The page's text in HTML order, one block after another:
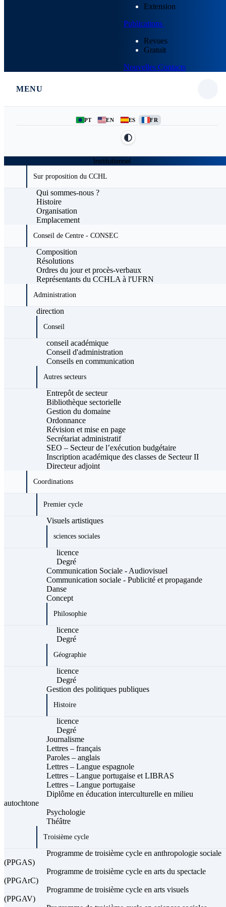
Extension
Publications
Revues
Gratuit
Nouvelles Contacts
MENU
PT EN ES FR
Institutionnel
Sur proposition du CCHL
Qui sommes-nous ?
Histoire
Organisation
Emplacement
Conseil de Centre - CONSEC
Composition
Résolutions
Ordres du jour et procès-verbaux
Représentants du CCHLA à l'UFRN
Administration
direction
Conseil
conseil académique
Conseil d'administration
Conseils en communication
Autres secteurs
Entrepôt de secteur
Bibliothèque sectorielle
Gestion du domaine
Ordonnance
Révision et mise en page
Secrétariat administratif
SEO – Secteur de l’exécution budgétaire
Inscription académique des classes de Secteur II
Directeur adjoint
Coordinations
Premier cycle
Visuels artistiques
sciences sociales
licence
Degré
Communication Sociale - Audiovisuel
Communication sociale - Publicité et propagande
Danse
Concept
Philosophie
licence
Degré
Géographie
licence
Degré
Gestion des politiques publiques
Histoire
licence
Degré
Journalisme
Lettres – français
Paroles – anglais
Lettres – Langue espagnole
Lettres – Langue portugaise et LIBRAS
Lettres – Langue portugaise
Diplôme en éducation interculturelle en milieu
autochtone
Psychologie
Théâtre
Troisième cycle
Programme de troisième cycle en anthropologie sociale
(PPGAS)
Programme de troisième cycle en arts du spectacle
(PPGArC)
Programme de troisième cycle en arts visuels
(PPGAV)